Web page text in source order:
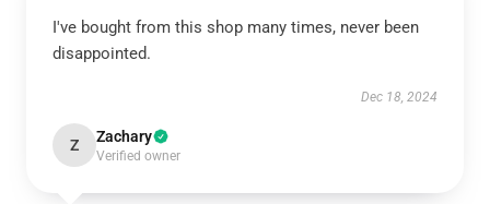
I've bought from this shop many times, never been
disappointed.
Dec 18, 2024
Z Zachary
Verified owner